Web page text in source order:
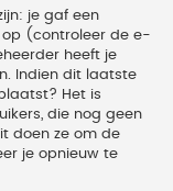
je gaf een
(controleer de e-
heeft je
Indien dit laatste
Het is
die nog geen
doen ze om de
je opnieuw te